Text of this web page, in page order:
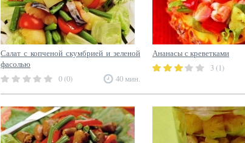
Салат с копченой скумбрией и зеленой
фасолью
0 (0)
40 мин.
Ананасы с креветками
3 (1)